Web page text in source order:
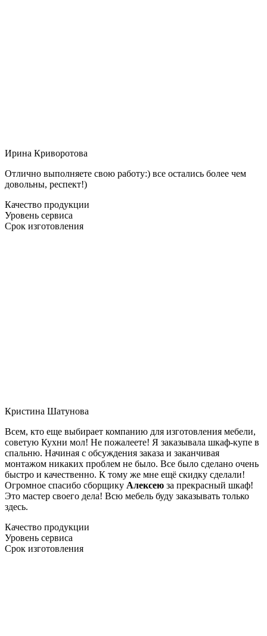
Ирина Криворотова
Отлично выполняете свою работу:) все остались более чем
довольны, респект!)
Качество продукции
Уровень сервиса
Срок изготовления
Кристина Шатунова
Всем, кто еще выбирает компанию для изготовления мебели,
советую Кухни мол! Не пожалеете! Я заказывала шкаф-купе в
спальню. Начиная с обсуждения заказа и заканчивая
монтажом никаких проблем не было. Все было сделано очень
быстро и качественно. К тому же мне ещё скидку сделали!
Огромное спасибо сборщику Алексею за прекрасный шкаф!
Это мастер своего дела! Всю мебель буду заказывать только
здесь.
Качество продукции
Уровень сервиса
Срок изготовления